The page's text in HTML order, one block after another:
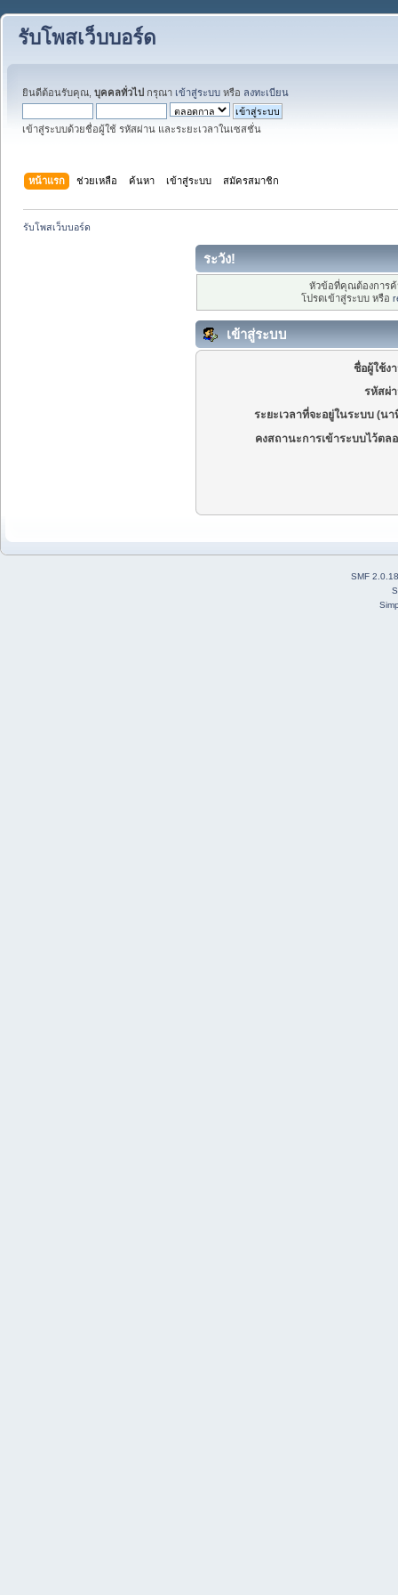
รับโพสเว็บบอร์ด
ยินดีต้อนรับคุณ, บุคคลทั่วไป กรุณา เข้าสู่ระบบ หรือ ลงทะเบียน
เข้าสู่ระบบด้วยชื่อผู้ใช้ รหัสผ่าน และระยะเวลาในเซสชั่น
หน้าแรก ช่วยเหลือ ค้นหา เข้าสู่ระบบ สมัครสมาชิก
รับโพสเว็บบอร์ด
ระวัง!
หัวข้อที่คุณต้องการ
โปรดเข้าสู่ระบบ หรือ
เข้าสู่ระบบ
ชื่อผู้ใช้ง
รหัสผ่
ระยะเวลาที่จะอยู่ในระบบ (นา
คงสถานะการเข้าระบบไว้ตล
SMF 2.0.18